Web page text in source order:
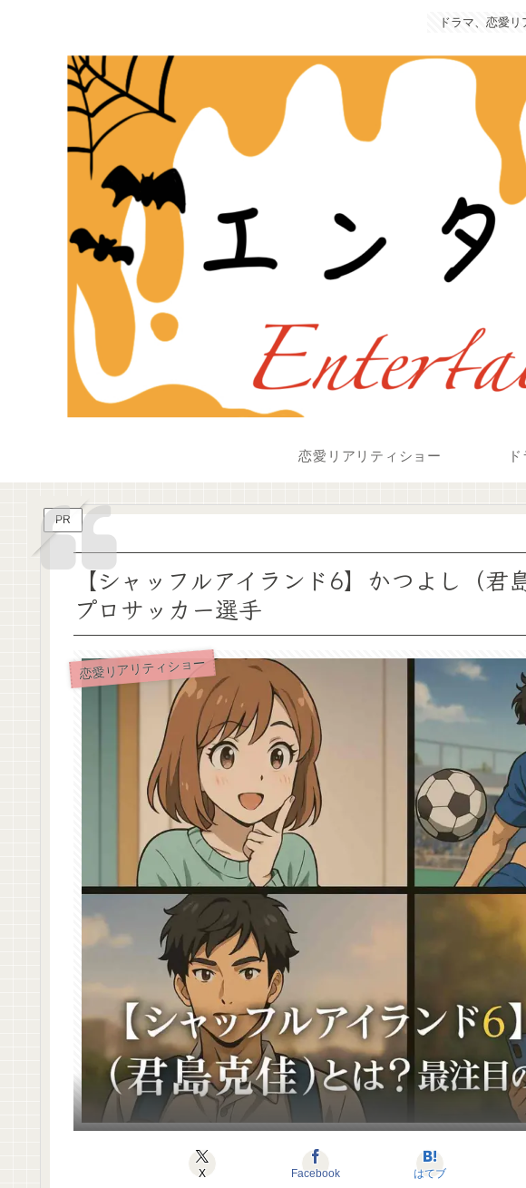
ドラマ、恋愛
恋愛リアリティショー
PR
【シャッフルアイランド6】かつよし（君
プロサッカー選手
恋愛リアリティショー
X Facebook はてブ